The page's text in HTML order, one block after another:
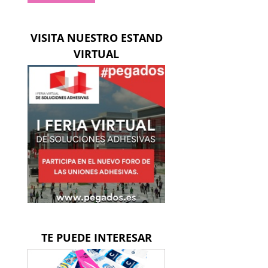
VISITA NUESTRO ESTAND
VIRTUAL
TE PUEDE INTERESAR